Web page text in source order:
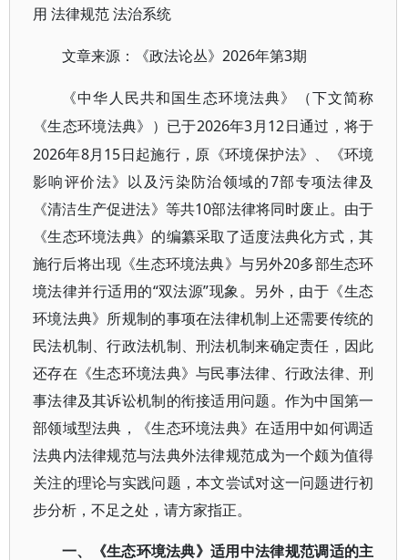
用 法律规范 法治系统
文章来源：《政法论丛》 2026年第3期
《中华人民共和国生态环境法典》（下文简称
《生态环境法典》）已于2026年3月12日通过，将于
2026年8月15日起施行，原《环境保护法》、《环境
影响评价法》以及污染防治领域的7部专项法律及
《清洁生产促进法》等共10部法律将同时废止。由于
《生态环境法典》的编纂采取了适度法典化方式，其
施行后将出现《生态环境法典》与另外20多部生态环
境法律并行适用的“双法源”现象。另外，由于《生态
环境法典》所规制的事项在法律机制上还需要传统的
民法机制、行政法机制、刑法机制来确定责任，因此
还存在《生态环境法典》与民事法律、行政法律、刑
事法律及其诉讼机制的衔接适用问题。作为中国第一
部领域型法典，《生态环境法典》在适用中如何调适
法典内法律规范与法典外法律规范成为一个颇为值得
关注的理论与实践问题，本文尝试对这一问题进行初
步分析，不足之处，请方家指正。
一、《生态环境法典》适用中法律规范调适的主